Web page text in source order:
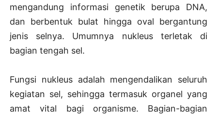
mengandung informasi genetik berupa DNA,
dan berbentuk bulat hingga oval bergantung
jenis selnya. Umumnya nukleus terletak di
bagian tengah sel.
Fungsi nukleus adalah mengendalikan seluruh
kegiatan sel, sehingga termasuk organel yang
amat vital bagi organisme. Bagian-bagian